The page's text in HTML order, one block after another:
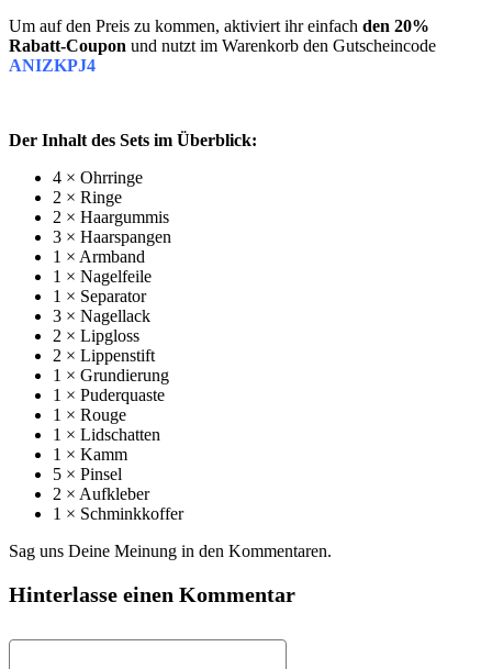
Um auf den Preis zu kommen, aktiviert ihr einfach den 20%
Rabatt-Coupon und nutzt im Warenkorb den Gutscheincode
ANIZKPJ4
Der Inhalt des Sets im Überblick:
4 × Ohrringe
2 × Ringe
2 × Haargummis
3 × Haarspangen
1 × Armband
1 × Nagelfeile
1 × Separator
3 × Nagellack
2 × Lipgloss
2 × Lippenstift
1 × Grundierung
1 × Puderquaste
1 × Rouge
1 × Lidschatten
1 × Kamm
5 × Pinsel
2 × Aufkleber
1 × Schminkkoffer
Sag uns Deine Meinung in den Kommentaren.
Hinterlasse einen Kommentar